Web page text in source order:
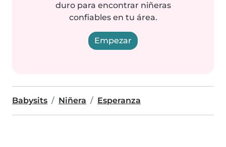
duro para encontrar niñeras
confiables en tu área.
Empezar
Babysits Niñera Esperanza